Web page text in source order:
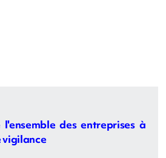
l'ensemble des entreprises à
vigilance